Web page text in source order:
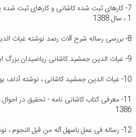
7- کارهای ثبت شده کاشانی و کارهای ثبت
1 ، سال 1388
8- بررسی رساله شرح آلات رصد نوشته غیاث الدین جمشید کاشانی ، نوشته حسن فقیهی عبداللهی ، مجله تحقیقات اسلامی ، شماره 1 و 2 ، سال 1384
9- غیاث الدین جمشید کاشانی ریاضیدان بزرگ ایرانی و عدد پی ، نوشته احمد افشار ، مجله ایران نامه ، شماره 15 ، سال 1365
10- غیاث الدین جمشید کاشانی ، نوشته آدلف یوشکویچ - بوریس رزنفلد ، ترجمه پرویز شهریاری ، مجله هدهد ، شماره 2 ، سال 1358
1386
12- رساله فی عمل باسهل آله من قبل النجوم ، نوشته ایرج افشار ، مجله راهنمای کتاب ، شماره 6 ، سال 1339